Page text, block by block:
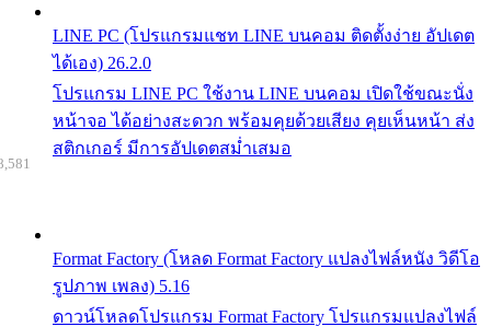
LINE PC (โปรแกรมแชท LINE บนคอม ติดตั้งง่าย อัปเดต
ได้เอง) 26.2.0
โปรแกรม LINE PC ใช้งาน LINE บนคอม เปิดใช้ขณะนั่ง
หน้าจอ ได้อย่างสะดวก พร้อมคุยด้วยเสียง คุยเห็นหน้า ส่ง
สติกเกอร์ มีการอัปเดตสม่ำเสมอ
Format Factory (โหลด Format Factory แปลงไฟล์หนัง วิดีโอ
รูปภาพ เพลง) 5.16
ดาวน์โหลดโปรแกรม Format Factory โปรแกรมแปลงไฟล์